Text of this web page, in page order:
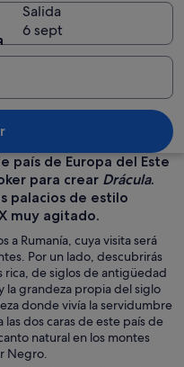
con paraguas de colores
Salida
6 sept
país de Europa del Este
para crear Drácula.
palacios de estilo
muy agitado.
a Rumanía, cuya visita será
Por un lado, descubrirás
rica, de siglos de antigüedad
la grandeza propia del siglo
donde vivía la servidumbre
dos caras de este país de
natural en los montes
Negro.